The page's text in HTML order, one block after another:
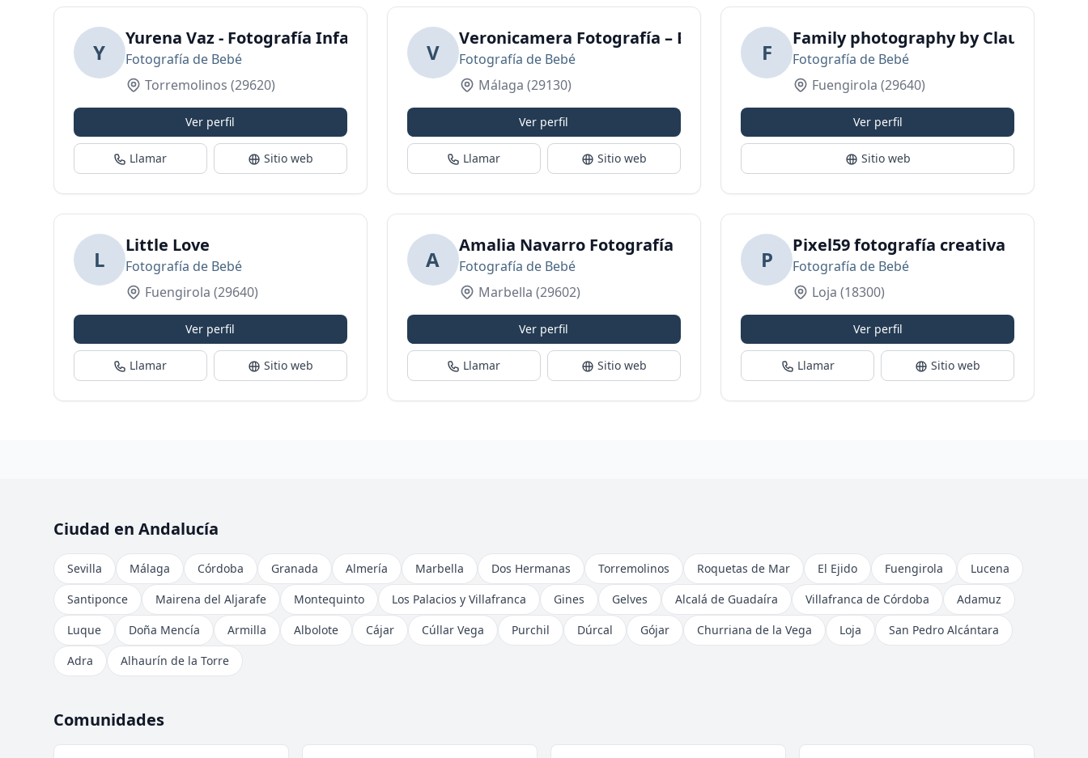
Y
Yurena Vaz - Fotografía Infantil y Familiar en Malaga
Fotografía de Bebé
Torremolinos (29620)
Ver perfil
Llamar Sitio web
V
Veronicamera Fotografía – Embarazo, Bebés y Comuniones en Málaga y
Fotografía de Bebé
Málaga (29130)
Ver perfil
Llamar Sitio web
F
Family photography by Claudia
Fotografía de Bebé
Fuengirola (29640)
Ver perfil
Sitio web
L
Little Love
Fotografía de Bebé
Fuengirola (29640)
Ver perfil
Llamar Sitio web
A
Amalia Navarro Fotografía
Fotografía de Bebé
Marbella (29602)
Ver perfil
Llamar Sitio web
P
Pixel59 fotografía creativa
Fotografía de Bebé
Loja (18300)
Ver perfil
Llamar Sitio web
Ciudad en Andalucía
Sevilla Málaga Córdoba Granada Almería Marbella Dos Hermanas Torremolinos Roquetas de Mar El Ejido Fuengirola
Lucena
Santiponce
Mairena del Aljarafe Montequinto Los Palacios y Villafranca Gines Gelves Alcalá de Guadaíra Villafranca de Córdoba
Adamuz
Luque
Doña Mencía Armilla Albolote Cájar Cúllar Vega Purchil Dúrcal Gójar Churriana de la Vega Loja
San Pedro Alcántara
Adra
Alhaurín de la Torre
Comunidades